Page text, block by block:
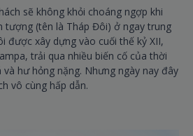
sẽ không khỏi choáng ngợp khi
tượng (tên là Tháp Đôi) ở ngay trung
được xây dựng vào cuối thế kỷ XII,
trải qua nhiều biến cố của thời
hư hỏng nặng. Nhưng ngày nay đây
vô cùng hấp dẫn.